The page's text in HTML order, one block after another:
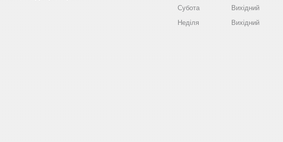
Субота
Вихідний
Неділя
Вихідний